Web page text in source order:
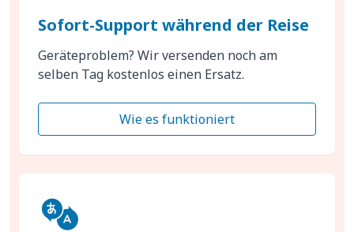
Sofort-Support während der Reise
Geräteproblem? Wir versenden noch am
selben Tag kostenlos einen Ersatz.
Wie es funktioniert